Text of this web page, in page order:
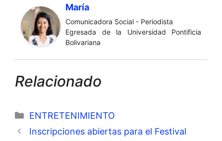
María
Comunicadora Social - Periodista
Egresada de la Universidad Pontificia
Bolivariana
Relacionado
Categorías
ENTRETENIMIENTO
Inscripciones abiertas para el Festival